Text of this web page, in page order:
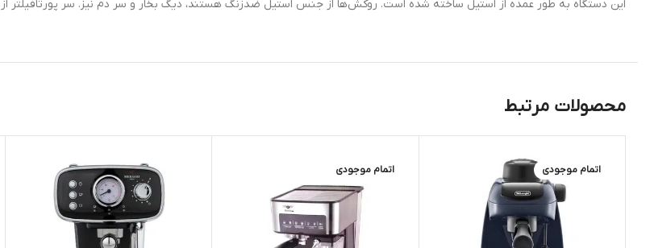
این دستگاه به طور عمده از استیل ساخته شده است. روکش‌ها از جنس استیل ضدزنگ هستند، دیگ بخار و سر دم نیز. سر
محصولات مرتبط
اتمام موجودی اتمام موجودی